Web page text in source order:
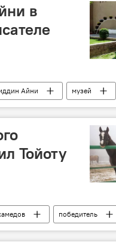
в
Айни
музей
Тойоту
победитель